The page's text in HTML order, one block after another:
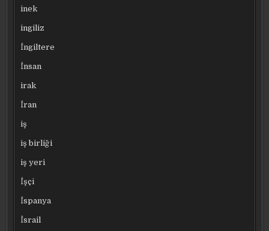
inek
ingiliz
İngiltere
İnsan
irak
İran
iş
iş birliği
iş yeri
İşçi
İspanya
İsrail